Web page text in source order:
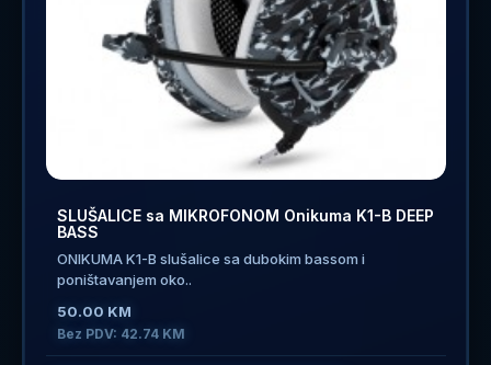
SLUŠALICE sa MIKROFONOM Onikuma K1-B DEEP
BASS
ONIKUMA K1-B slušalice sa dubokim bassom i
poništavanjem oko..
50.00 KM
Bez PDV: 42.74 KM